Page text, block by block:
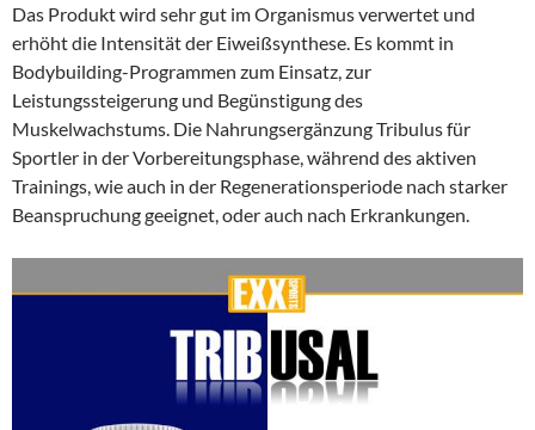
Das Produkt wird sehr gut im Organismus verwertet und
erhöht die Intensität der Eiweißsynthese. Es kommt in
Bodybuilding-Programmen zum Einsatz, zur
Leistungssteigerung und Begünstigung des
Muskelwachstums. Die Nahrungsergänzung Tribulus für
Sportler in der Vorbereitungsphase, während des aktiven
Trainings, wie auch in der Regenerationsperiode nach starker
Beanspruchung geeignet, oder auch nach Erkrankungen.